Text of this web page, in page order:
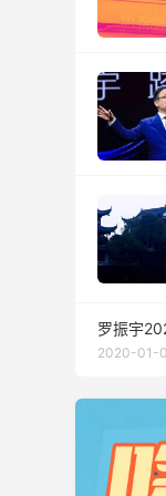
罗振宇
2020-01-